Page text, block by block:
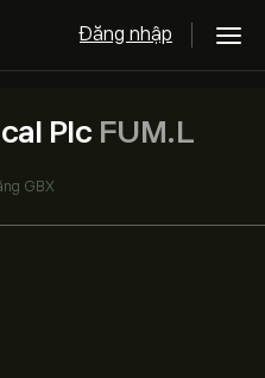
Đăng nhập
Plc FUM.L
GBX